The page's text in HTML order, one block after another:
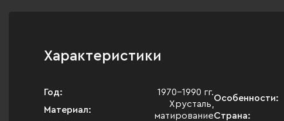
Характеристики
Год:
1970-1990 гг.
Материал:
Хрусталь,
матирование
Особенности:
Страна: